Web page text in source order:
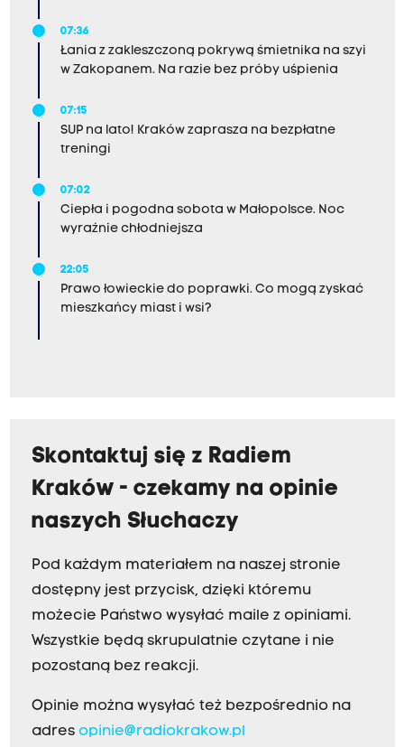
07:36
Łania z zakleszczoną pokrywą śmietnika na szyi
w Zakopanem. Na razie bez próby uśpienia
07:15
SUP na lato! Kraków zaprasza na bezpłatne
treningi
07:02
Ciepła i pogodna sobota w Małopolsce. Noc
wyraźnie chłodniejsza
22:05
Prawo łowieckie do poprawki. Co mogą zyskać
mieszkańcy miast i wsi?
Skontaktuj się z Radiem
Kraków - czekamy na opinie
naszych Słuchaczy
Pod każdym materiałem na naszej stronie
dostępny jest przycisk, dzięki któremu
możecie Państwo wysyłać maile z opiniami.
Wszystkie będą skrupulatnie czytane i nie
pozostaną bez reakcji.
Opinie można wysyłać też bezpośrednio na
adres opinie@radiokrakow.pl